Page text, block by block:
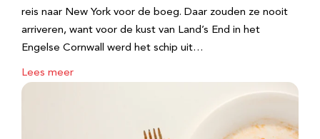
reis naar New York voor de boeg. Daar zouden ze nooit
arriveren, want voor de kust van Land’s End in het
Engelse Cornwall werd het schip uit…
Lees meer